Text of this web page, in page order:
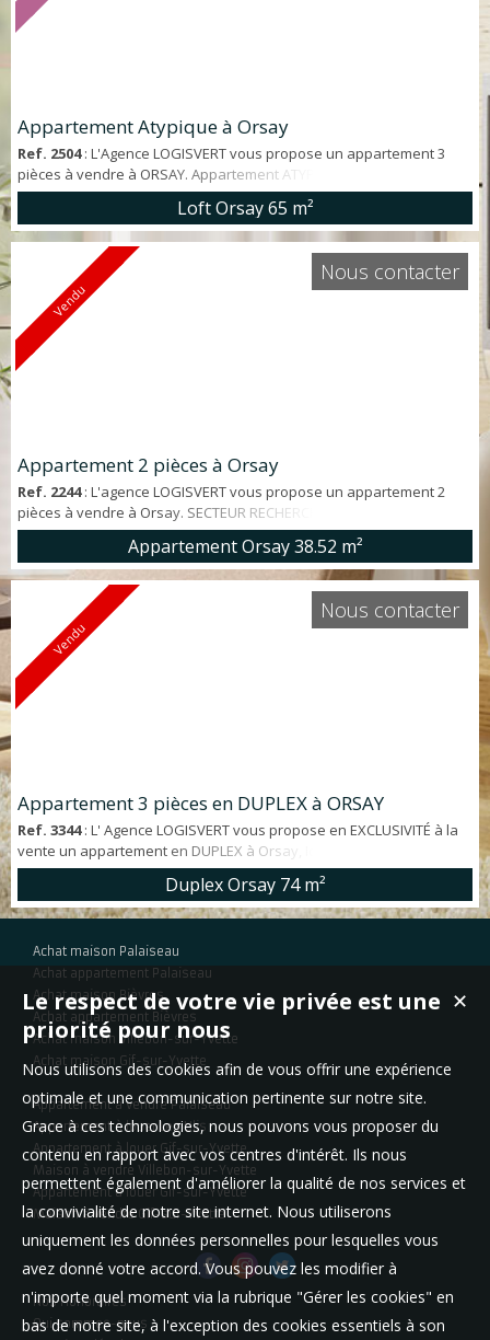
Appartement Atypique à Orsay
Ref. 2504: L'Agence LOGISVERT vous propose un appartement 3
pièces à vendre à ORSAY. Appartement ATYPIQUE type LOFT de 65
m² habitables (90 m² au sol) créé dans un ANCIEN ATELIER. Au rez-
de-chaussée : Entrée, cuisine équipée, séjour PLEIN SUD, salle de
bain avec WC. A l'étage : 2 chambres SPACIEUSES et LUMINEUSES.
BON ÉTAT GÉNÉRAL. Une cave aménagée et une COUR COMMUNE
complètent ce bien. FAI...
Loft Orsay65 m²
Vendu
Appartement 2 pièces à Orsay
Ref. 2244: L'agence LOGISVERT vous propose un appartement 2
pièces à vendre à Orsay. SECTEUR RECHERCHÉ. Appartement
d'environ 38 m² offrant : entrée, séjour, cuisine équipée, une
chambre et une salle d'eau avec WC. BON ÉTAT GÉNÉRAL. Situé
dans une petite copropriété (5 lots) avec de faibles charges (920€).
Vendu loué ( 1030€/mois). Rentabilité brute de 7%. RER, commerces
et écoles à moins de ...
Appartement Orsay38.52 m²
Nous contacter
Vendu
Appartement 3 pièces en DUPLEX à ORSAY
Ref. 3344: L' Agence LOGISVERT vous propose en EXCLUSIVITÉ à la
vente un appartement en DUPLEX à Orsay, Idéalement situé en
CENTRE VILLE. Appartement d'environ 74m² offrant : entrée, WC,
cuisine aménagée et séjour. À l' étage : 2 chambres dont une avec
BALCON, salle de bains et WC indépendant. Une cave et une place
ÉCOLES à moins de 3 minut...
Duplex Orsay 74 m²
Nous contacter
Achat maison Palaiseau
Achat appartement Palaiseau
Achat maison Bièvres
Achat appartement Bièvres
Achat maison Villebon-sur-Yvette
Achat maison Gif-sur-Yvette
Appartement à vendre Palaiseau
Appartement à louer Les Ulis
Appartement à louer Gif-sur-Yvette
Maison à vendre Villebon-sur-Yvette
Appartement à louer Gif-sur-Yvette
Maison à vendre Gif-sur-Yvette
Nos Honoraires
Qui sommes-nous
✕
Le respect de votre vie privée est une
priorité pour nous
Nous utilisons des cookies afin de vous offrir une expérience
optimale et une communication pertinente sur notre site.
Grace à ces technologies, nous pouvons vous proposer du
contenu en rapport avec vos centres d'intérêt. Ils nous
permettent également d'améliorer la qualité de nos services et
la convivialité de notre site internet. Nous utiliserons
uniquement les données personnelles pour lesquelles vous
avez donné votre accord. Vous pouvez les modifier à
n'importe quel moment via la rubrique "Gérer les cookies" en
bas de notre site, à l'exception des cookies essentiels à son